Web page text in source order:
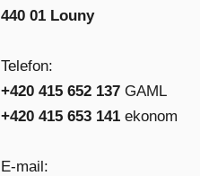
440 01 Louny
Telefon:
+420 415 652 137 GAML
+420 415 653 141 ekonom
E-mail: